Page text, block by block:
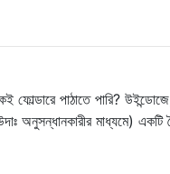
ফোল্ডারে পাঠাতে পারি?
অনুসন্ধানকারীর মাধ্যমে) একটি